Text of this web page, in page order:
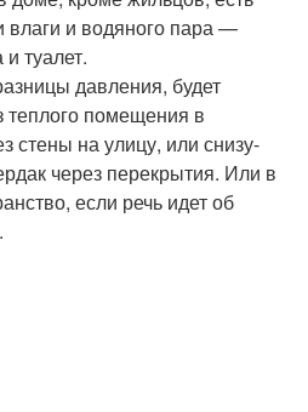
влаги и водяного пара —
туалет.
давления, будет
теплого помещения в
стены на улицу, или снизу-
через перекрытия. Или в
если речь идет об